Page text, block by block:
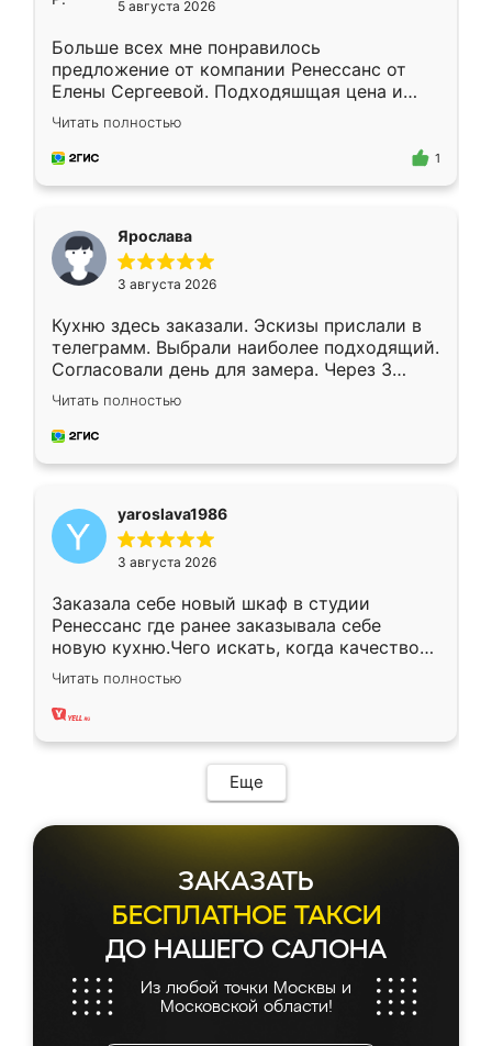
5 августа 2026
Больше всех мне понравилось
предложение от компании Ренессанс от
Елены Сергеевой. Подходяшщая цена и
короткие сроки изготовления. Приехавший
для замера сотрудник Владислав
предложил по моему эскизу самый
Читать полностью
1
Ярослава
3 августа 2026
Кухню здесь заказали. Эскизы прислали в
телеграмм. Выбрали наиболее подходящий.
Согласовали день для замера. Через 3
недели кухня была уже готова. Остались
довольны работой. Спасибо Ренессанс
мебель за качественную работу!
Читать полностью
yaroslava1986
3 августа 2026
Заказала себе новый шкаф в студии
Ренессанс где ранее заказывала себе
новую кухню.Чего искать, когда качеством
вполне довольна. Служит кухня уже почти
два года, нареканий нет.
Читать полностью
Еще
ЗАКАЗАТЬ
БЕСПЛАТНОЕ ТАКСИ
ДО НАШЕГО САЛОНА
Из любой точки Москвы и
Московской области!